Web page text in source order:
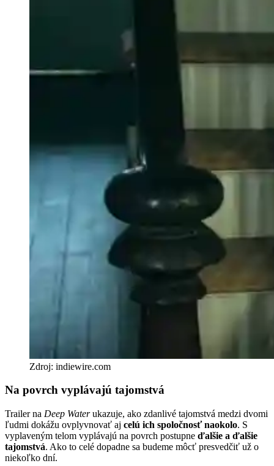
Zdroj: indiewire.com
Na povrch vyplávajú tajomstvá
Trailer na Deep Waterukazuje, ako zdanlivé tajomstvá medzi dvomi
ľudmi dokážu ovplyvnovať aj celú ich spoločnosť naokolo. S
vyplaveným telom vyplávajú na povrch postupne ďalšie a ďalšie
tajomstvá. Ako to celé dopadne sa budeme môcť presvedčiť už o
niekoľko dní.